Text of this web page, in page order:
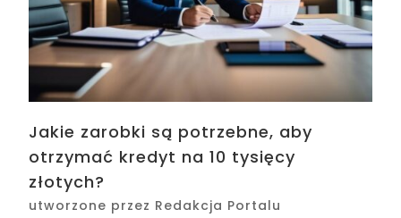
Jakie zarobki są potrzebne, aby
otrzymać kredyt na 10 tysięcy
złotych?
utworzone przez Redakcja Portalu